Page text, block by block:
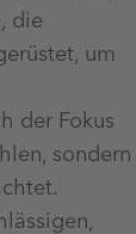
die
um
der Fokus
sondern